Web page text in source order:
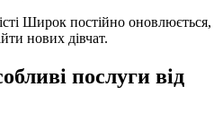
Широк постійно оновлюється,
нових дівчат.
послуги від